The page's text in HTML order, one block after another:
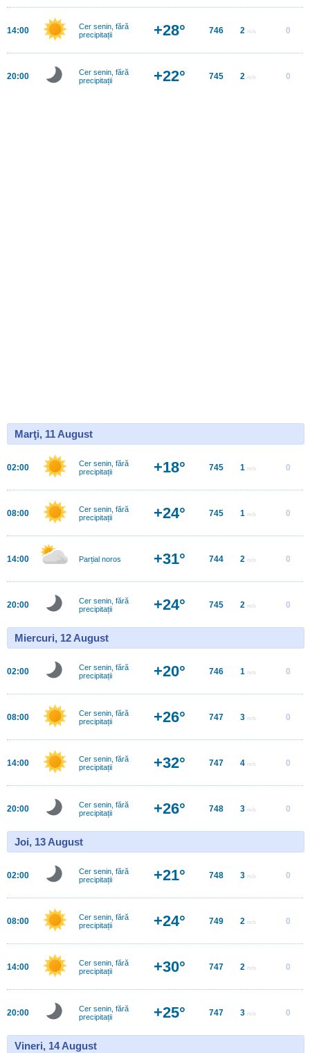
14:00
Cer senin, fără
precipitații
+28° 746 2 m/s 0
20:00
Cer senin, fără
precipitații
+22° 745 2 m/s 0
Marţi, 11 August
02:00
Cer senin, fără
precipitații
+18° 745 1 m/s 0
08:00
Cer senin, fără
precipitații
+24° 745 1 m/s 0
14:00 Parțial noros +31° 744 2 m/s 0
20:00
Cer senin, fără
precipitații
+24° 745 2 m/s 0
Miercuri, 12 August
02:00
Cer senin, fără
precipitații
+20° 746 1 m/s 0
08:00
Cer senin, fără
precipitații
+26° 747 3 m/s 0
14:00
Cer senin, fără
precipitații
+32° 747 4 m/s 0
20:00
Cer senin, fără
precipitații
+26° 748 3 m/s 0
Joi, 13 August
02:00
Cer senin, fără
precipitații
+21° 748 3 m/s 0
08:00
Cer senin, fără
precipitații
+24° 749 2 m/s 0
14:00
Cer senin, fără
precipitații
+30° 747 2 m/s 0
20:00
Cer senin, fără
precipitații
+25° 747 3 m/s 0
Vineri, 14 August